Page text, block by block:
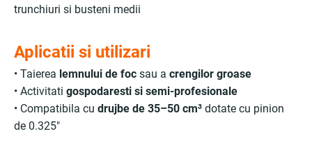
trunchiuri si busteni medii
Aplicatii si utilizari
• Taierea lemnului de foc sau a crengilor groase
• Activitati gospodaresti si semi-profesionale
• Compatibila cu drujbe de 35–50 cm³ dotate cu pinion
de 0.325"